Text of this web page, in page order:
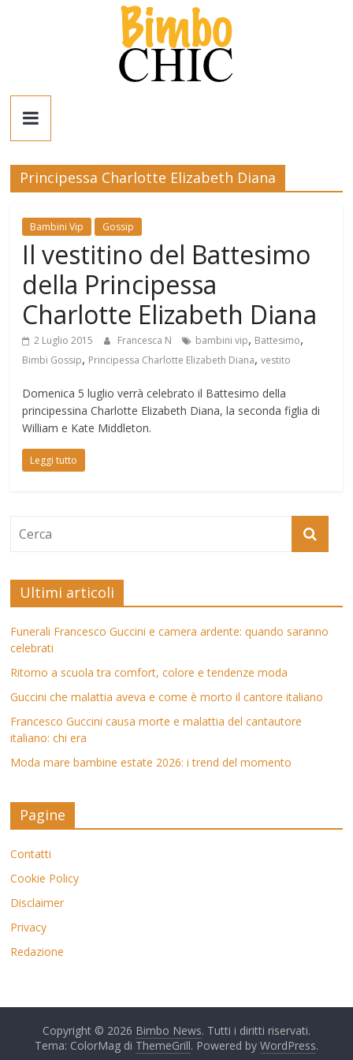
Bimbo
News
News
mamme,
spettacolo
bambini:
news
Italia
Mondo
Principessa Charlotte Elizabeth Diana
Bambini Vip Gossip
Il vestitino del Battesimo
della Principessa
Charlotte Elizabeth Diana
2 Luglio 2015 Francesca N bambini vip, Battesimo,
Bimbi Gossip, Principessa Charlotte Elizabeth Diana,vestito
Domenica 5 luglio verrà celebrato il Battesimo della
principessina Charlotte Elizabeth Diana, la seconda figlia di
William e Kate Middleton.
Leggi tutto
Ultimi articoli
Funerali Francesco Guccini e camera ardente: quando saranno
celebrati
Ritorno a scuola tra comfort, colore e tendenze moda
Guccini che malattia aveva e come è morto il cantore italiano
Francesco Guccini causa morte e malattia del cantautore
italiano: chi era
Moda mare bambine estate 2026: i trend del momento
Pagine
Contatti
Cookie Policy
Disclaimer
Privacy
Redazione
Copyright © 2026 Bimbo News. Tutti i diritti riservati.
Tema: ColorMag di ThemeGrill. Powered by WordPress.